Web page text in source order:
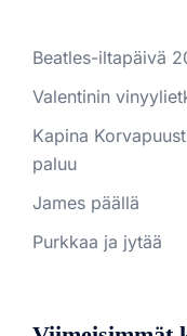
Beatles-iltapäivä
Valentinin
Kapina
paluu
James päällä
Purkkaa ja jytää